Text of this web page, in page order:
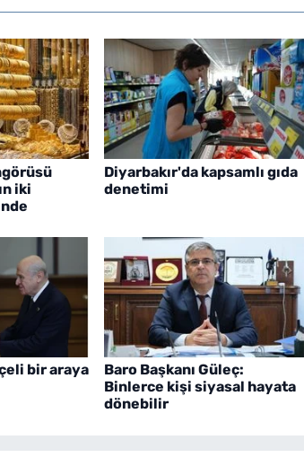
iki
Diyarbakır'da kapsamlı gıda
denetimi
bir araya
Baro Başkanı Güleç:
Binlerce kişi siyasal hayata
dönebilir